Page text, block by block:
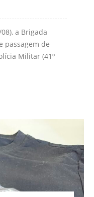
a Brigada
passagem de
Militar (41º